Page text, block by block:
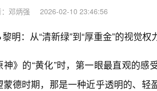
邓炳强 2026-02-10 23:46:56
明：从“清新绿”到“厚重金”的视觉权
神》的“黄化”时，第一眼最直观的感
德时期，那是一种近乎透明的、轻